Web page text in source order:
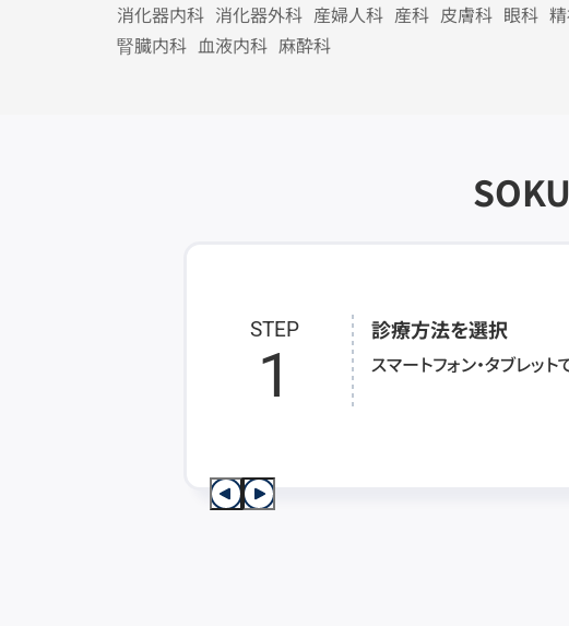
消化器内科 消化器外科 産婦人科 産科 皮膚科 眼科
腎臓内科 血液内科 麻酔科
STEP
1
診療方法を選択
スマートフォン・タブレッ